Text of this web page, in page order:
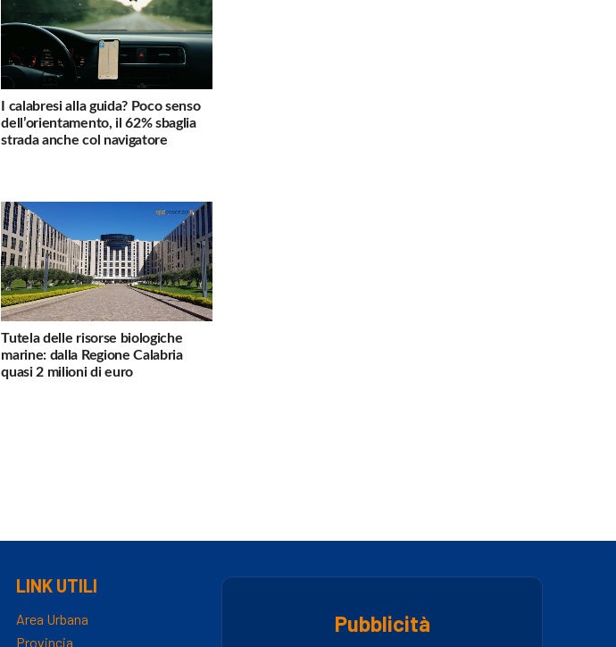
I calabresi alla guida? Poco senso
dell’orientamento, il 62% sbaglia
strada anche col navigatore
Tutela delle risorse biologiche
marine: dalla Regione Calabria
quasi 2 milioni di euro
LINK UTILI
Area Urbana
Provincia
Pubblicità